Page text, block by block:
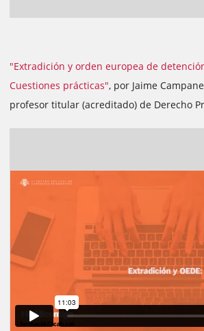
"Extradición y orden europea de
Cuestiones prácticas", por Jaime
profesor titular (acreditado) de Derecho